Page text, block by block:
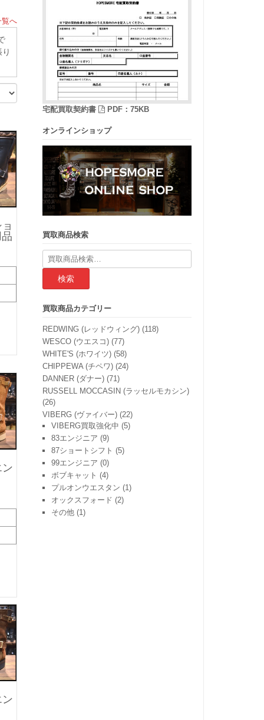
へ
宅配買取契約書 PDF：75KB
オンラインショップ
買取商品検索
検
索
果:
買取商品カテゴリー
REDWING (レッドウィング) (118)
WESCO (ウエスコ) (77)
WHITE'S (ホワイツ) (58)
CHIPPEWA (チペワ) (24)
DANNER (ダナー) (71)
RUSSELL MOCCASIN (ラッセルモカシン)
(26)
VIBERG (ヴァイバー) (22)
VIBERG買取強化中 (5)
83エンジニア (9)
87ショートシフト (5)
99エンジニア (0)
ボブキャット (4)
プルオンウエスタン (1)
オックスフォード (2)
その他 (1)